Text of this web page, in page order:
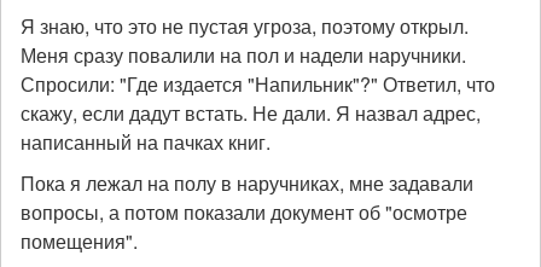
Я знаю, что это не пустая угроза, поэтому открыл.
Меня сразу повалили на пол и надели наручники.
Спросили: "Где издается "Напильник"?" Ответил, что
скажу, если дадут встать. Не дали. Я назвал адрес,
написанный на пачках книг.
Пока я лежал на полу в наручниках, мне задавали
вопросы, а потом показали документ об "осмотре
помещения".